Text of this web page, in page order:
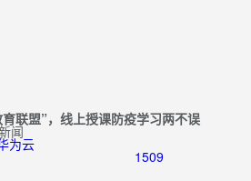
联盟”，线上授课防疫学习两不误
闻
为云